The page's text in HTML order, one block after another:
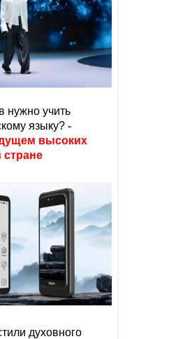
нужно учить
языку? -
высоких
стране
духовного